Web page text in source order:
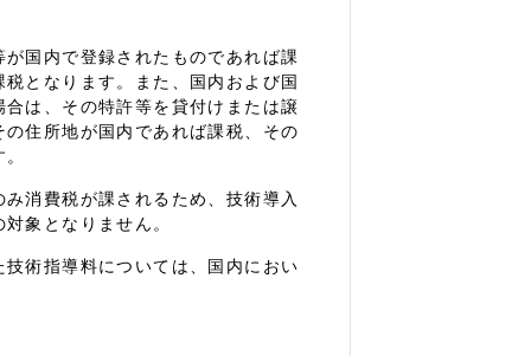
国内で登録されたものであれば課
となります。また、国内および国
は、その特許等を貸付けまたは譲
住所地が国内であれば課税、その
消費税が課されるため、技術導入
象となりません。
術指導料については、国内におい